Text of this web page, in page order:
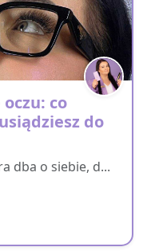
co
do
dba o siebie, d...